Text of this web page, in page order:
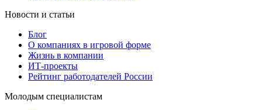
Новости и статьи
Блог
О компаниях в игровой форме
Жизнь в компании
ИТ-проекты
Рейтинг работодателей России
Молодым специалистам